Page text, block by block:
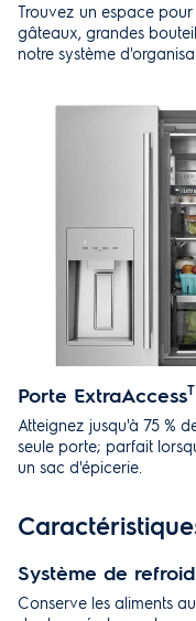
Trouvez un espace
gâteaux, grandes
notre système
Porte ExtraAccess
Atteignez jusqu'à 75 %
seule porte; parfait
un sac d'épicerie.
Système de
Conserve les aliments